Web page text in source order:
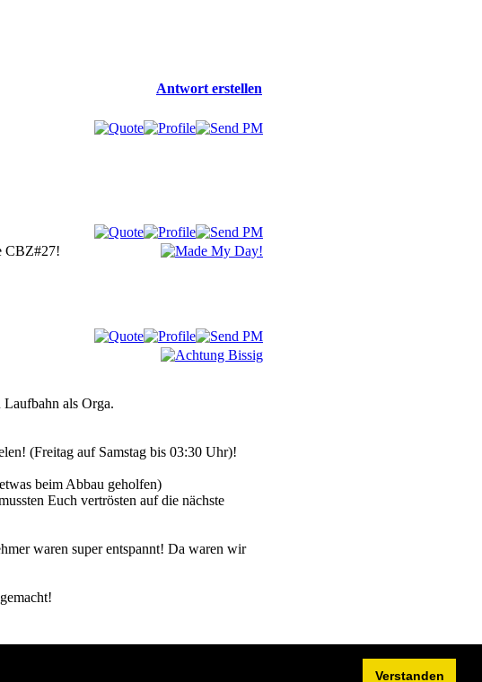
Verstanden
Antwort erstellen
CBZ#27!
als Orga.
(Freitag auf Samstag bis 03:30 Uhr)!
beim Abbau geholfen)
Euch vertrösten auf die nächste
waren super entspannt! Da waren wir